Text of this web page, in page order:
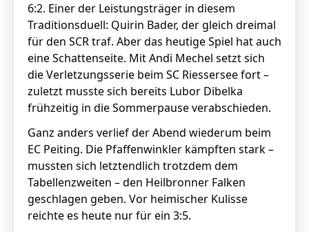
Fotobox
Amphibienschutz
Team
Service
Nachgehört
Podcast
Newsletter
Zeit fürs Oberland
Handwerker
6:2. Einer der Leistungsträger in diesem
Traditionsduell: Quirin Bader, der gleich dreimal
für den SCR traf. Aber das heutige Spiel hat auch
eine Schattenseite. Mit Andi Mechel setzt sich
die Verletzungsserie beim SC Riessersee fort –
zuletzt musste sich bereits Lubor Dibelka
frühzeitig in die Sommerpause verabschieden.
Ganz anders verlief der Abend wiederum beim
EC Peiting. Die Pfaffenwinkler kämpften stark –
mussten sich letztendlich trotzdem dem
Tabellenzweiten – den Heilbronner Falken
geschlagen geben. Vor heimischer Kulisse
reichte es heute nur für ein 3:5.